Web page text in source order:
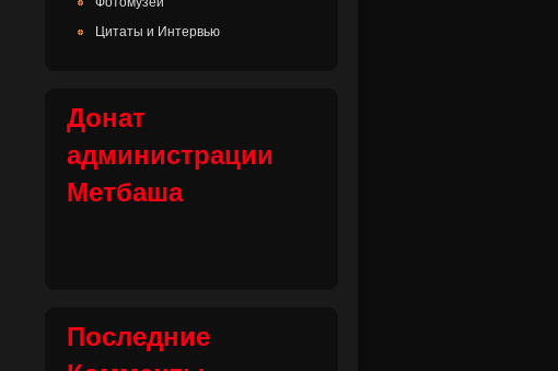
Цитаты и Интервью
Донат
администрации
Метбаша
Последние